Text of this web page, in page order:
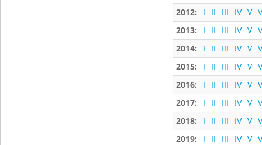
2012:
I II III IV V
2013:
I II III IV V
2014:
I II III IV V
2015:
I II III IV V
2016:
I II III IV V
2017:
I II III IV V
2018:
I II III IV V
2019:
I II III IV V